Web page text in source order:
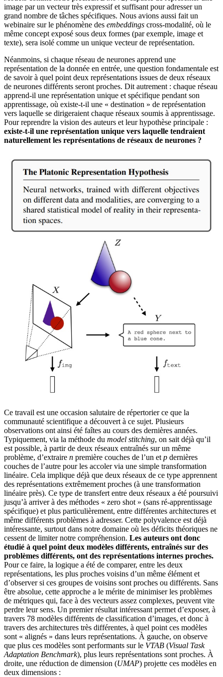
image par un vecteur très expressif et suffisant pour adresser un
grand nombre de tâches spécifiques. Nous avions aussi fait un
webinaire sur le phénomène des embeddings cross-modalité, où le
même concept exposé sous deux formes (par exemple, image et
texte), sera isolé comme un unique vecteur de représentation.
Néanmoins, si chaque réseau de neurones apprend une
représentation de la donnée en entrée, une question fondamentale est
de savoir à quel point deux représentations issues de deux réseaux
de neurones différents seront proches. Dit autrement : chaque réseau
apprend-il une représentation unique et spécifique pendant son
apprentissage, où existe-t-il une « destination » de représentation
vers laquelle se dirigeraient chaque réseaux soumis à apprentissage.
Pour reprendre la vision des auteurs et leur hypothèse principale :
existe-t-il une représentation unique vers laquelle tendraient
naturellement les représentations de réseaux de neurones ?
Ce travail est une occasion salutaire de répertorier ce que la
communauté scientifique a découvert à ce sujet. Plusieurs
observations ont ainsi été faîtes au cours des dernières années.
Typiquement, via la méthode du model stitching, on sait déjà qu’il
est possible, à partir de deux réseaux entraînés sur un même
problème, d’extraire n première couches de l’un et p dernières
couches de l’autre pour les accoler via une simple transformation
linéaire. Cela implique déjà que deux réseaux de ce type apprennent
des représentations extrêmement proches (à une transformation
linéaire près). Ce type de transfert entre deux réseaux a été poursuivi
jusqu’à arriver à des méthodes « zero shot » (sans ré-apprentissage
spécifique) et plus particulièrement, entre différentes architectures et
même différents problèmes à adresser. Cette polyvalence est déjà
intéressante, surtout dans notre domaine où les déficits théoriques ne
cessent de limiter notre compréhension. Les auteurs ont donc
étudié à quel point deux modèles différents, entraînés sur des
problèmes différents, ont des représentations internes proches.
Pour ce faire, la logique a été de comparer, entre les deux
représentations, les plus proches voisins d’un même élément et
d’observer si ces groupes de voisins sont proches ou différents. Sans
être absolue, cette approche a le mérite de minimiser les problèmes
de métriques qui, face à des vecteurs assez complexes, peuvent vite
perdre leur sens. Un premier résultat intéressant permet d’exposer, à
travers 78 modèles différents de classification d’images, et donc à
travers des architectures très différentes, à quel point ces modèles
sont « alignés » dans leurs représentations. À gauche, on observe
que plus ces modèles sont performants sur le VTAB (Visual Task
Adaptation Benchmark), plus leurs représentations sont proches. À
droite, une réduction de dimension (UMAP) projette ces modèles en
deux dimensions :